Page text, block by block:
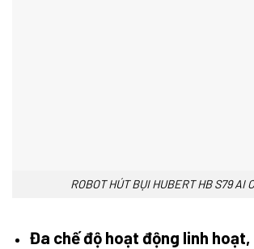
ROBOT HÚT BỤI HUBERT HB S79 AI
Đa chế độ hoạt động linh